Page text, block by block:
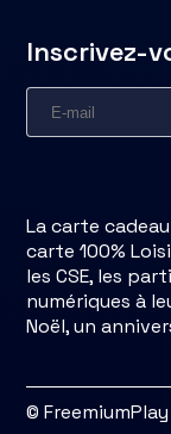
Inscrivez-
La carte
carte 100%
les CSE, les
numériques à
Noël, un
©